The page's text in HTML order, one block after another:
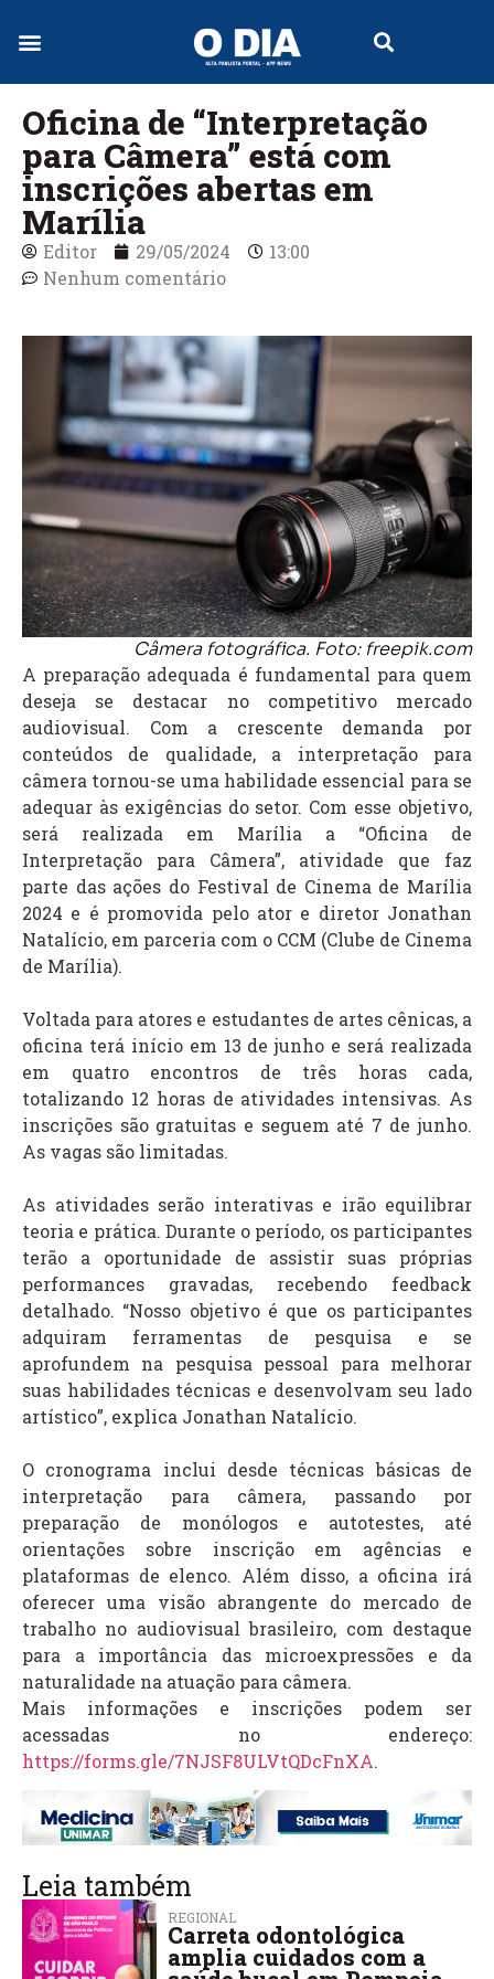
Oficina de “Interpretação
para Câmera” está com
inscrições abertas em
Marília
Editor 29/05/2024
13:00
Nenhum comentário
Câmera fotográfica. Foto: freepik.com
A preparação adequada é fundamental para quem
deseja se destacar no competitivo mercado
audiovisual. Com a crescente demanda por
conteúdos de qualidade, a interpretação para
câmera tornou-se uma habilidade essencial para se
adequar às exigências do setor. Com esse objetivo,
será realizada em Marília a “Oficina de
Interpretação para Câmera”, atividade que faz
parte das ações do Festival de Cinema de Marília
2024 e é promovida pelo ator e diretor Jonathan
Natalício, em parceria com o CCM (Clube de Cinema
de Marília).
Voltada para atores e estudantes de artes cênicas, a
oficina terá início em 13 de junho e será realizada
em quatro encontros de três horas cada,
totalizando 12 horas de atividades intensivas. As
inscrições são gratuitas e seguem até 7 de junho.
As vagas são limitadas.
As atividades serão interativas e irão equilibrar
teoria e prática. Durante o período, os participantes
terão a oportunidade de assistir suas próprias
performances gravadas, recebendo feedback
detalhado. “Nosso objetivo é que os participantes
adquiram ferramentas de pesquisa e se
aprofundem na pesquisa pessoal para melhorar
suas habilidades técnicas e desenvolvam seu lado
artístico”, explica Jonathan Natalício.
O cronograma inclui desde técnicas básicas de
interpretação para câmera, passando por
preparação de monólogos e autotestes, até
orientações sobre inscrição em agências e
plataformas de elenco. Além disso, a oficina irá
oferecer uma visão abrangente do mercado de
trabalho no audiovisual brasileiro, com destaque
para a importância das microexpressões e da
naturalidade na atuação para câmera.
Mais informações e inscrições podem ser
acessadas no endereço:
https://forms.gle/7NJSF8ULVtQDcFnXA.
Leia também
REGIONAL
Carreta odontológica
amplia cuidados com a